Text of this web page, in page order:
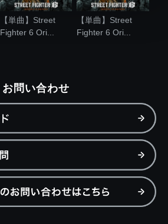
【単曲】Street
Fighter 6 Ori...
【単曲】Street
Fighter 6 Ori...
お問い合わせ